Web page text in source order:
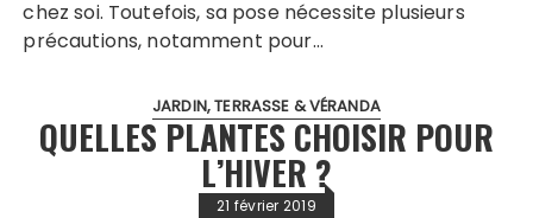
chez soi. Toutefois, sa pose nécessite plusieurs
précautions, notamment pour…
JARDIN, TERRASSE & VÉRANDA
QUELLES PLANTES CHOISIR POUR
L’HIVER ?
21 février 2019